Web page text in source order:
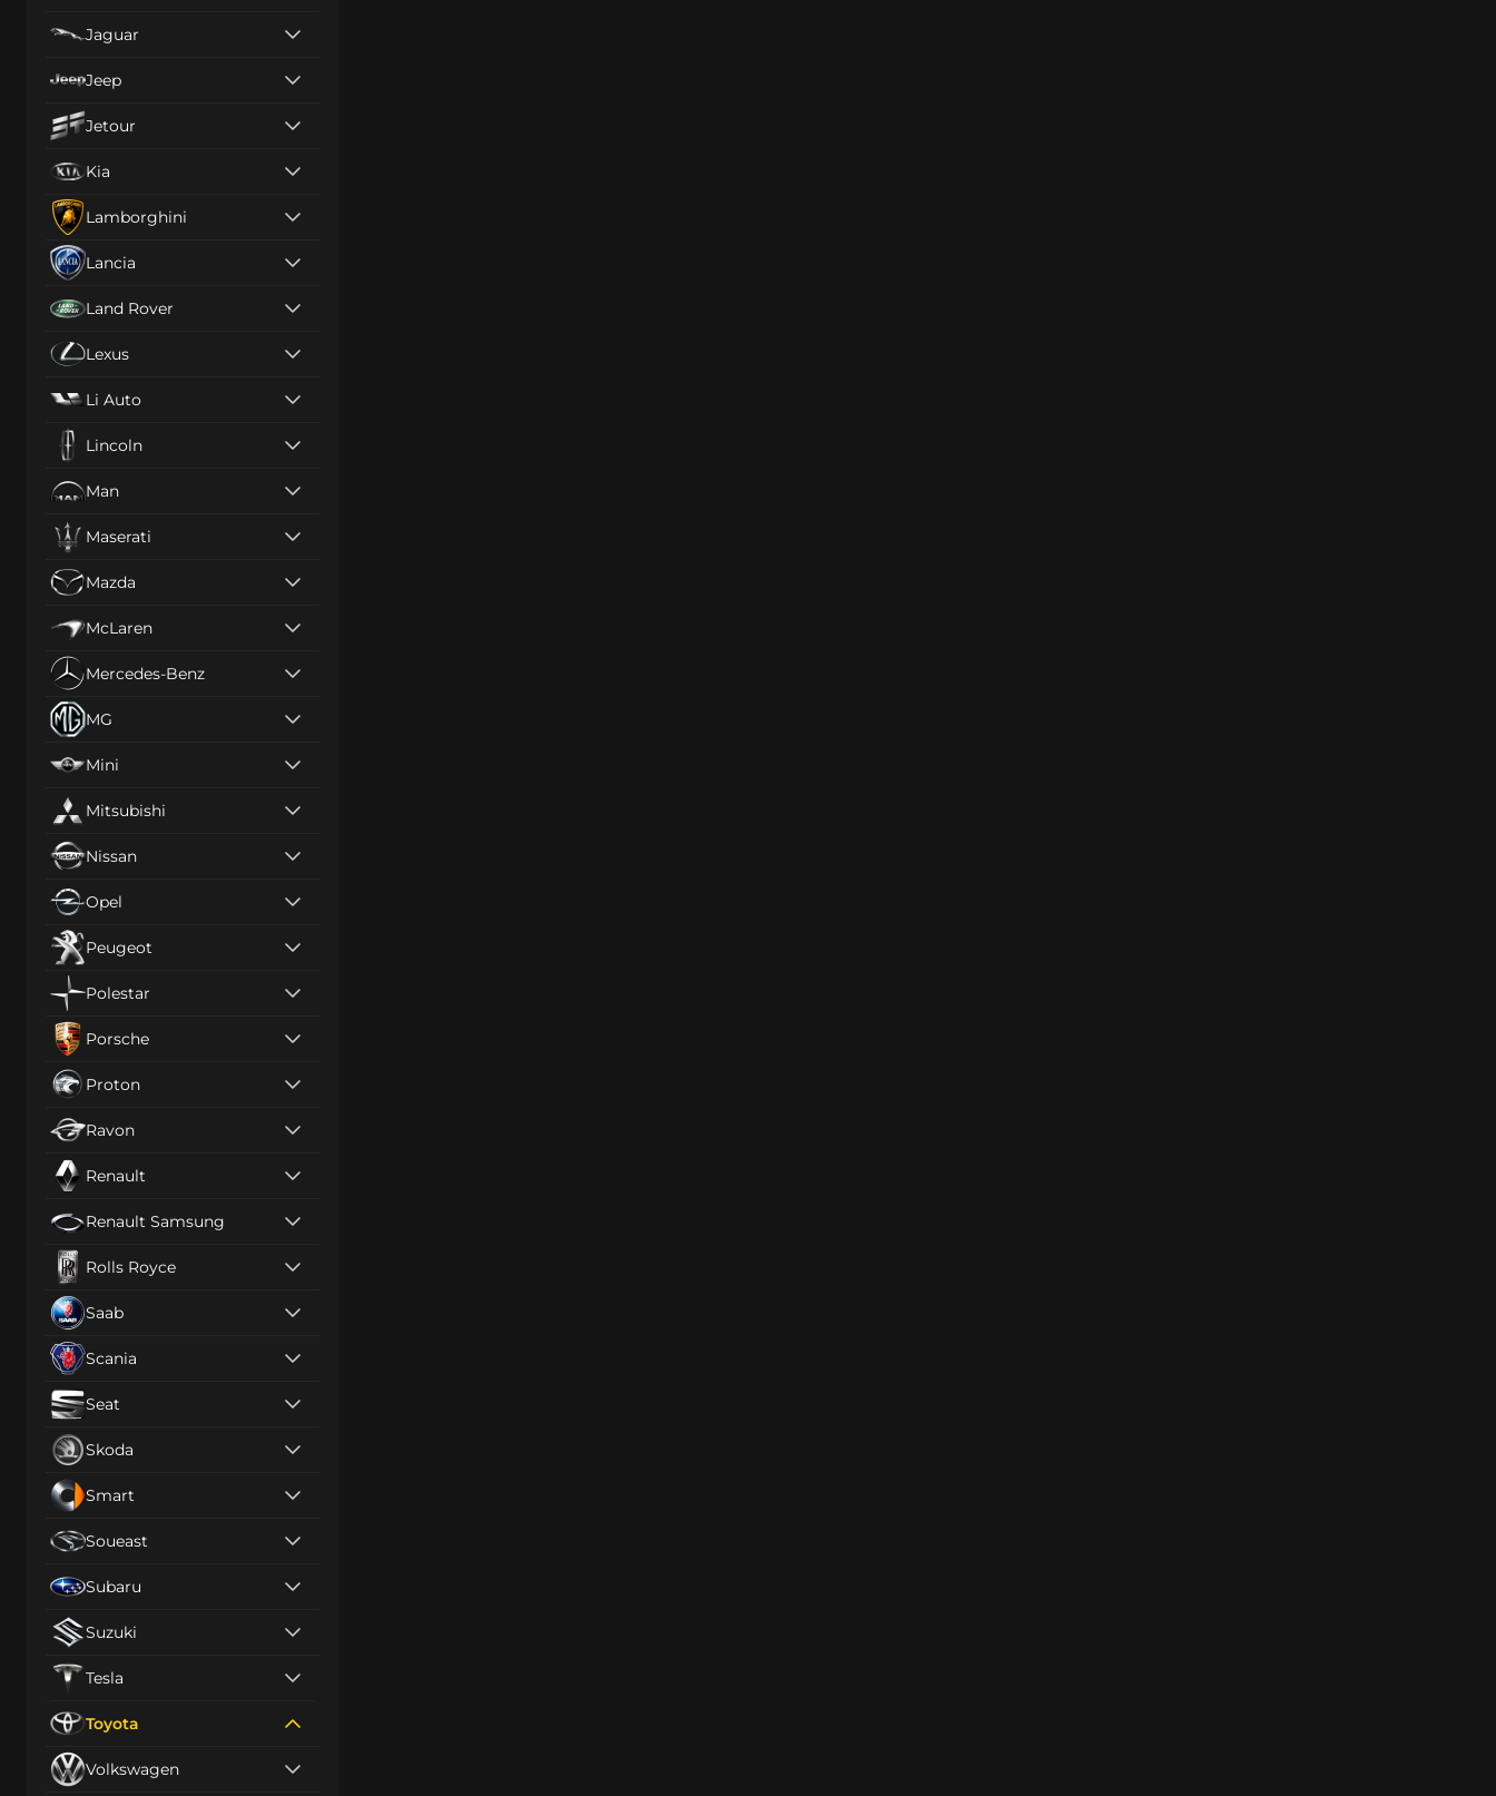
Jaguar
Jeep
Jetour
Kia
Lamborghini
Lancia
Land Rover
Lexus
Li Auto
Lincoln
Man
Maserati
Mazda
McLaren
Mercedes-Benz
MG
Mini
Mitsubishi
Nissan
Opel
Peugeot
Polestar
Porsche
Proton
Ravon
Renault
Renault Samsung
Rolls Royce
Saab
Scania
Seat
Skoda
Smart
Soueast
Subaru
Suzuki
Tesla
Toyota
Volkswagen